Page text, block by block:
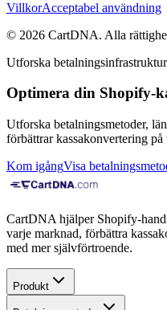
VillkorAcceptabel användning
© 2026 CartDNA. Alla
Utforska betalningsinfrastruktur
Optimera din Shopify-
Utforska betalningsmetoder,
förbättrar kassakonvertering på
Kom igångVisa
CartDNA hjälper Shopify-
varje marknad, förbättra
med mer självförtroende.
Produkt